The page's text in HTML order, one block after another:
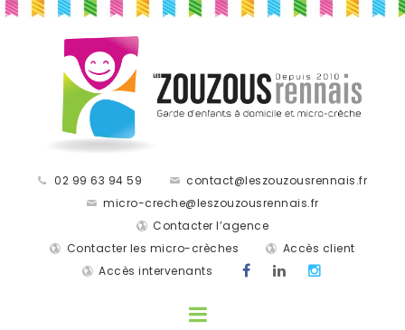
02 99 63 94 59
contact@leszouzousrennais.fr
micro-creche@leszouzousrennais.fr
Contacter l’agence
Contacter les micro-crèches
Accès client
Accès intervenants